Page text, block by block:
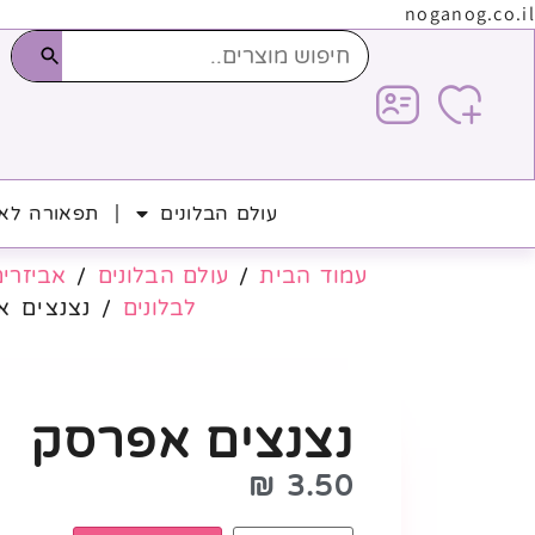
noganog.co.il
עולם הבלונים תפאורה
עמוד הבית/ עולם הבלונים /
לבלונים / נצנצים
נצנצים אפרסק
3.50
₪